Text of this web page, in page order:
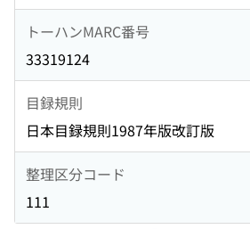
トーハンMARC番号
33319124
目録規則
日本目録規則1987年版改訂版
整理区分コード
111